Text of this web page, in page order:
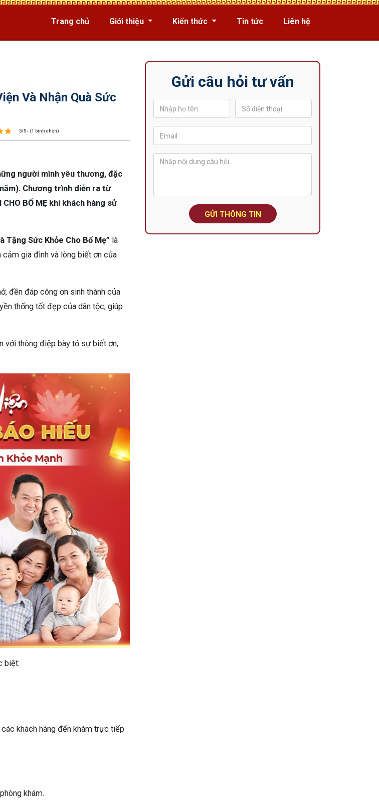
Trang chủ Giới thiệu Kiến thức Tin tức Liên hệ
Và Nhận Quà Sức
5/5 - (1 bình chọn)
người mình yêu thương, đặc
Chương trình diễn ra từ
BỐ MẸ khi khách hàng sử
Tặng Sức Khỏe Cho Bố Mẹ” là
gia đình và lòng biết ơn của
đền đáp công ơn sinh thành của
thống tốt đẹp của dân tộc, giúp
với thông điệp bày tỏ sự biết ơn,
biệt:
khách hàng đến khám trực tiếp
khám.
Gửi câu hỏi tư vấn
GỬI THÔNG TIN